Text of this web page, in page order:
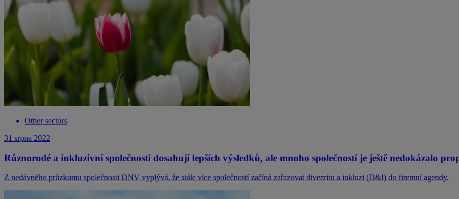
Other sectors
31 srpna 2022
Různorodé a inkluzivní společnosti dosahují lepších výsledků, ale mnoho společností je ještě nedokázalo
Z nedávného průzkumu společnosti DNV vyplývá, že stále více společností začíná zařazovat diverzitu a inkluzi (D&I) do firemní agendy.